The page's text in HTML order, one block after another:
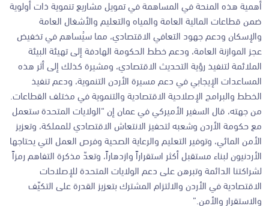
أهمية هذه المنحة في المساهمة في تمويل مشاريع تنموية ذات أولوية
ضمن قطاعات المالية العامة والمياه والتعليم والأشغال العامة
والإسكان ودعم جهود التعافي الاقتصادي، مما سيُساهم في تخفيض
عجز الموازنة العامة، ودعم خطط الحكومة الهادفة إلى تهيئة البيئة
الملائمة لتنفيذ رؤية التحديث الاقتصادي، ومشيرة كذلك إلى أثر هذه
المساعدات الإيجابي في دعم مسيرة الأردن التنموية، ودعم تنفيذ
الخطط والبرامج الإصلاحية الاقتصادية والتنموية في مختلف القطاعات.
من جهته، قال السفير الأميركي في عمان إن “الولايات المتحدة ستعمل
مع حكومة الأردن وشعبه لتحفيز الانتعاش الاقتصادي للمملكة، وتعزيز
الأمن المائي، وتوفير التعليم والرعاية الصحية وفرص العمل التي يحتاجها
الأردنيون لبناء مستقبل أكثر استقراراً وازدهاراً، وتعدّ مذكرة التفاهم رمزاً
لشراكتنا الدائمة وتبرهن على دعم الولايات المتحدة للإصلاحات
الاقتصادية في الأردن والالتزام المشترك بتعزيز القدرة على التكيّف
والاستقرار والأمن.”